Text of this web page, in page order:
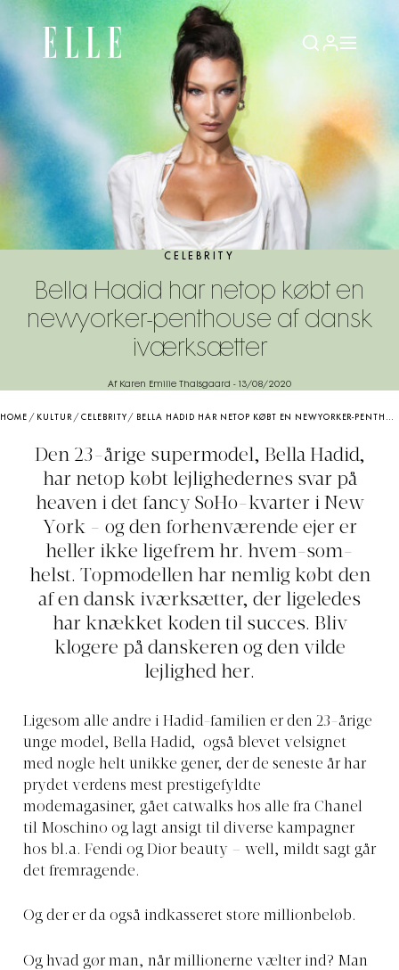
CELEBRITY
Bella Hadid har netop købt en
newyorker-penthouse af dansk
iværksætter
Af Karen Emilie Thalsgaard - 13/08/2020
HOME / KULTUR/CELEBRITY / BELLA HADID HAR NETOP KØBT EN NEWYORKER-PENTHOUSE AF DANSK IVÆRKSÆTTER
Den 23-årige supermodel, Bella Hadid,
har netop købt lejlighedernes svar på
heaven i det fancy SoHo-kvarter i New
York - og den forhenværende ejer er
heller ikke ligefrem hr. hvem-som-
helst. Topmodellen har nemlig købt den
af en dansk iværksætter, der ligeledes
har knækket koden til succes. Bliv
klogere på danskeren og den vilde
lejlighed her.
Ligesom alle andre i Hadid-familien er den 23-årige
unge model, Bella Hadid, også blevet velsignet
med nogle helt unikke gener, der de seneste år har
prydet verdens mest prestigefyldte
modemagasiner, gået catwalks hos alle fra Chanel
til Moschino og lagt ansigt til diverse kampagner
hos bl.a. Fendi og Dior beauty – well, mildt sagt går
det fremragende.
Og der er da også indkasseret store millionbeløb.
Og hvad gør man, når millionerne vælter ind? Man